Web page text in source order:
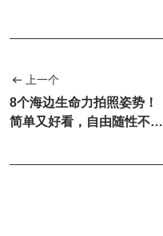
上一个
8个海边生命力拍照姿势！
简单又好看，自由随性不做